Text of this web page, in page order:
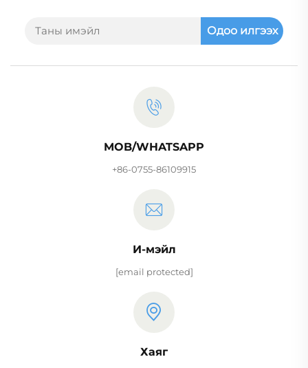
Одоо илгээх
MOB/WHATSAPP
+86-0755-86109915
И-мэйл
[email protected]
Хаяг